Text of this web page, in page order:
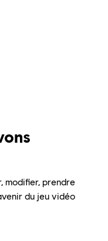
modifier, prendre
du jeu vidéo